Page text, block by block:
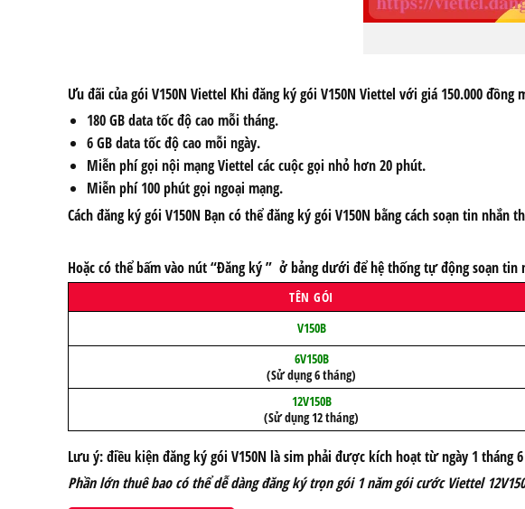
Ưu đãi của gói V150N Viettel Khi đăng ký gói V150N Viettel với giá 150.000
180 GB data tốc độ cao mỗi tháng.
6 GB data tốc độ cao mỗi ngày.
Miễn phí gọi nội mạng Viettel các cuộc gọi nhỏ hơn 20 phút.
Miễn phí 100 phút gọi ngoại mạng.
Cách đăng ký gói V150N Bạn có thể đăng ký gói V150N bằng cách soạn tin nhắn
Hoặc có thể bấm vào nút “Đăng ký ” ở bảng dưới để hệ thống tự động soạn
TÊN GÓI
V150B
6V150B
(Sử dụng 6 tháng)
12V150B
(Sử dụng 12 tháng)
Lưu ý: điều kiện đăng ký gói V150N là sim phải được kích hoạt từ ngày 1 tháng
Phần lớn thuê bao có thể dễ dàng đăng ký trọn gói 1 năm gói cước Viettel